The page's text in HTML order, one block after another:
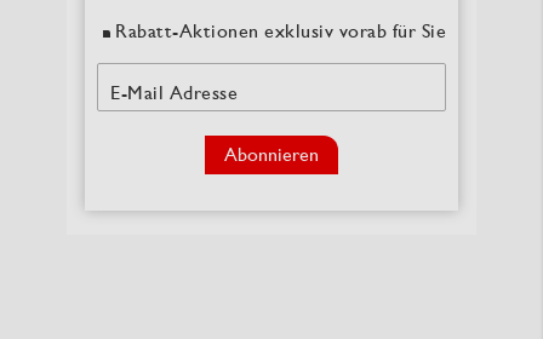
Rabatt-Aktionen exklusiv vorab für Sie
E-Mail Adresse
Abonnieren